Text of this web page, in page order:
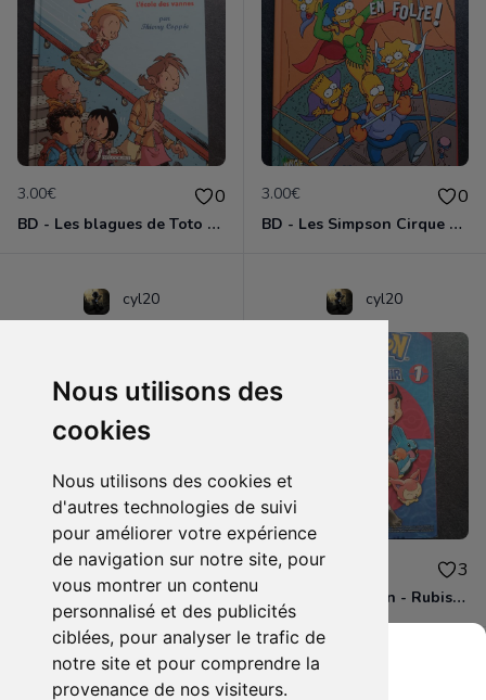
Nous utilisons des
cookies
Nous utilisons des cookies et
d'autres technologies de suivi
pour améliorer votre expérience
de navigation sur notre site, pour
vous montrer un contenu
personnalisé et des publicités
ciblées, pour analyser le trafic de
notre site et pour comprendre la
provenance de nos visiteurs.
3.00€ 0
BD - Les blagues de Toto - L'école des vannes - Tome 1
3.00€ 0
BD - Les Simpson Cirque en folie ! - Tome 11
cyl20
3.00€ 0
BD - Les Simpson - Sous les projecteurs - Tome 13
cyl20
4.00€ 3
Manga - Pokémon - Rubis et Saphir - Tome 1